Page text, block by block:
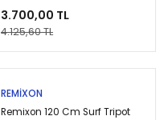
3.700,00 TL
4.125,60 TL
REMİXON
Remixon 120 Cm Surf Tripot